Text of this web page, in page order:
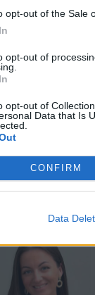
opt-out of the Sale
opt-out of
opt-out of
Data that Is
CONFIRM
Data
pareigų ji
vadovas
įgaliojimų